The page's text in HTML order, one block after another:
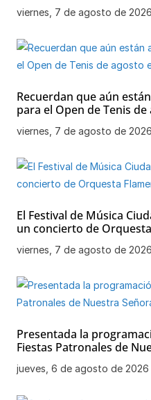
viernes, 7 de agosto de 2026
Recuerdan que aún
para el Open de Tenis
viernes, 7 de agosto de 2026
El Festival de Música
un concierto de
viernes, 7 de agosto de 2026
Presentada la
Fiestas Patronales de
jueves, 6 de agosto de 2026